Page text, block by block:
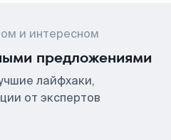
и интересном
предложениями
лайфхаки,
от экспертов